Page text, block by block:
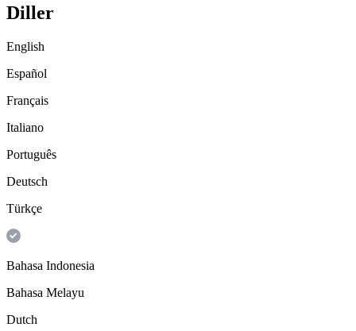
Diller
English
Español
Français
Italiano
Português
Deutsch
Türkçe
Bahasa Indonesia
Bahasa Melayu
Dutch